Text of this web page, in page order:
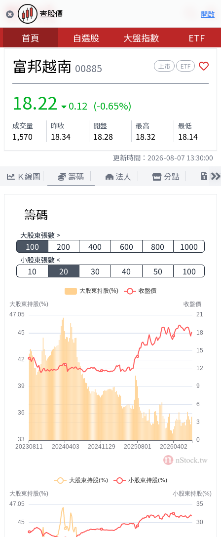
查股價 開啟
首頁 自選股 大盤指數 ETF
富邦越南 00885 上市 ETF
18.22 0.12 (-0.65%)
成交量
1,570
昨收
18.34
開盤
18.28
最高
18.32
最低
18.14
更新時間： 2026-08-07 13:30:00
Ｋ線圖 籌碼 法人 分點 股
籌碼
大股東張數 >
100 200 400 600 800 1000
小股東張數 <
10 20 30 40 50 100